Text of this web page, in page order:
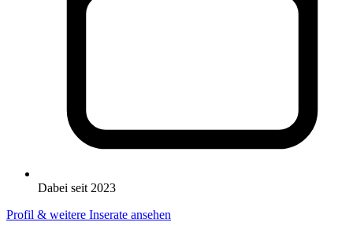
Dabei seit 2023
Profil & weitere Inserate ansehen